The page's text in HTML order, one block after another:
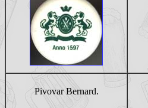
Pivovar Bernard.